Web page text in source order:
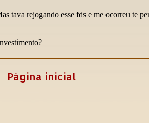
Página inicial